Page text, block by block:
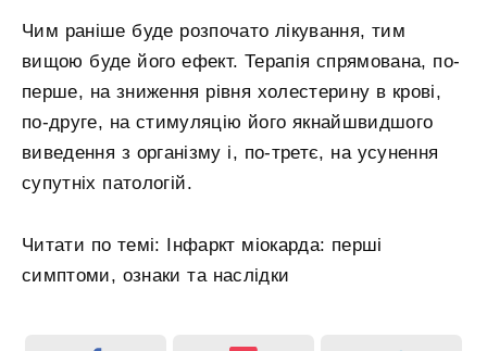
Чим раніше буде розпочато лікування, тим
вищою буде його ефект. Терапія спрямована, по-
перше, на зниження рівня холестерину в крові,
по-друге, на стимуляцію його якнайшвидшого
виведення з організму і, по-третє, на усунення
супутніх патологій.
Читати по темі: Інфаркт міокарда: перші
симптоми, ознаки та наслідки